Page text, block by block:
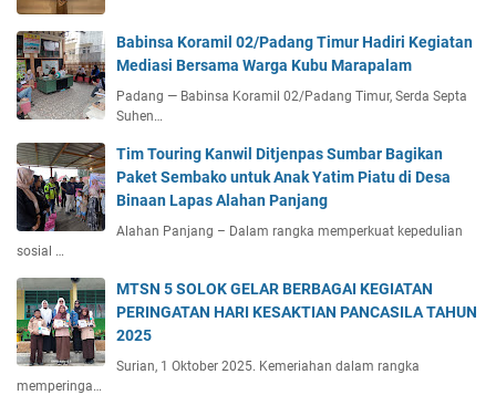
Babinsa Koramil 02/Padang Timur Hadiri Kegiatan
Mediasi Bersama Warga Kubu Marapalam
Padang — Babinsa Koramil 02/Padang Timur, Serda Septa
Suhen…
Tim Touring Kanwil Ditjenpas Sumbar Bagikan
Paket Sembako untuk Anak Yatim Piatu di Desa
Binaan Lapas Alahan Panjang
Alahan Panjang – Dalam rangka memperkuat kepedulian
sosial …
MTSN 5 SOLOK GELAR BERBAGAI KEGIATAN
PERINGATAN HARI KESAKTIAN PANCASILA TAHUN
2025
Surian, 1 Oktober 2025. Kemeriahan dalam rangka
memperinga…